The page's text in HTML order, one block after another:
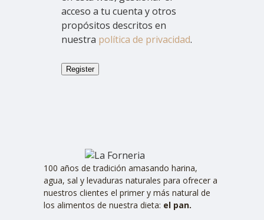
acceso a tu cuenta y otros
propósitos descritos en
nuestra política de privacidad.
Register
100 años de tradición amasando harina,
agua, sal y levaduras naturales para ofrecer a
nuestros clientes el primer y más natural de
los alimentos de nuestra dieta: el pan.